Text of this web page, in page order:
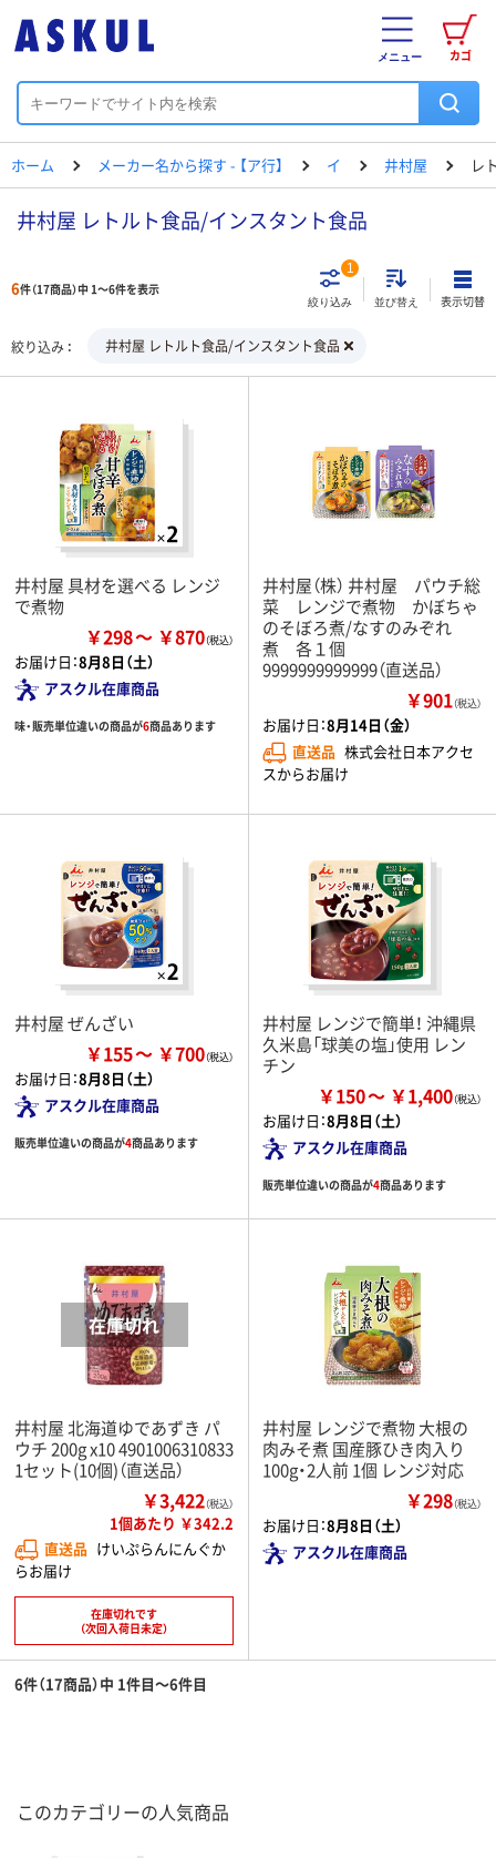
カゴ
メニュー
ホーム メーカー名から探す - 【ア行】 イ 井村屋 レ
井村屋 レトルト食品/インスタント食品
6件（17商品）中 1～6件を表示
絞り込み
1
並び替え 表示切替
絞り込み 井村屋 レトルト食品/インスタント食品
井村屋 具材を選べる レンジ
で煮物
￥298 ￥870
お届け日：8月8日（土）
アスクル在庫商品
味・販売単位違いの商品が6商品あります
井村屋（株） 井村屋 パウチ総
菜 レンジで煮物 かぼちゃ
のそぼろ煮/なすのみぞれ
煮 各１個
9999999999999（直送品）
￥901（税込）
お届け日：8月14日（金）
直送品 株式会社日本アクセ
スからお届け
井村屋 ぜんざい
￥155 ￥700
お届け日：8月8日（土）
アスクル在庫商品
販売単位違いの商品が4商品あります
井村屋 レンジで簡単！ 沖縄県
久米島「球美の塩」使用 レン
チン
￥150 ￥1,400
お届け日：8月8日（土）
アスクル在庫商品
販売単位違いの商品が4商品あります
井村屋 北海道ゆであずき パ
ウチ 200g x10 4901006310833
1セット(10個)（直送品）
￥3,422（税込）
1個あたり ￥342.2
直送品 けいぷらんにんぐか
らお届け
在庫切れです
（次回入荷日未定）
井村屋 レンジで煮物 大根の
肉みそ煮 国産豚ひき肉入り
100g・2人前 1個 レンジ対応
￥298（税込）
お届け日：8月8日（土）
アスクル在庫商品
6件（17商品）中 1件目～6件目
このカテゴリーの人気商品